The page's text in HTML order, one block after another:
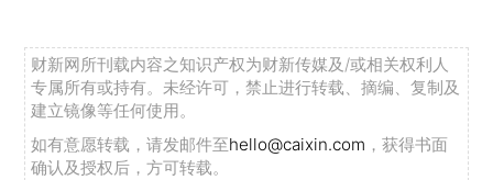
财新网所刊载内容之知识产权为财新传媒及/或相关权利人
专属所有或持有。未经许可，禁止进行转载、摘编、复制及
建立镜像等任何使用。
如有意愿转载，请发邮件至hello@caixin.com ，获得书面
确认及授权后，方可转载。